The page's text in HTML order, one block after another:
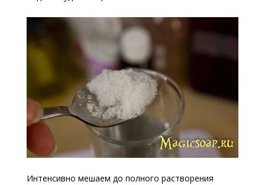
Интенсивно мешаем до полного растворения